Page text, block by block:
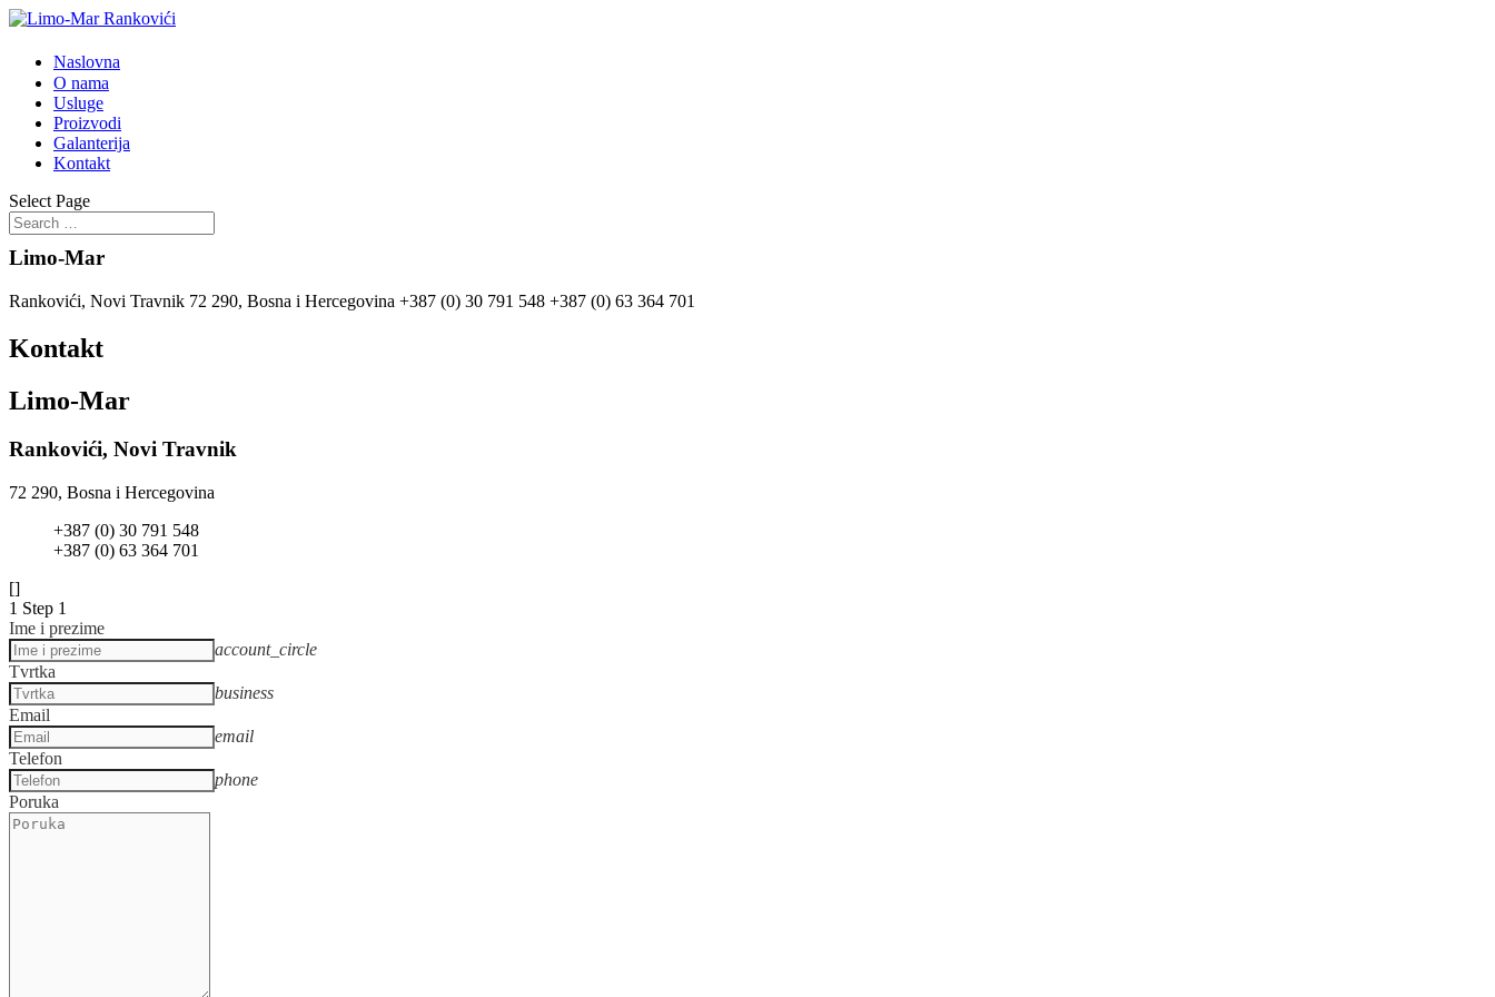
Naslovna
O nama
Usluge
Proizvodi
Galanterija
Kontakt
Select Page
Limo-Mar
Rankovići, Novi Travnik 72 290, Bosna i Hercegovina +387 (0) 30 791 548 +387 (0) 63 364 701
Kontakt
Limo-Mar
Rankovići, Novi Travnik
72 290, Bosna i Hercegovina
+387 (0) 30 791 548
+387 (0) 63 364 701
[]
1 Step 1
Ime i prezime
account_circle
Tvrtka
business
Email
email
Telefon
phone
Poruka